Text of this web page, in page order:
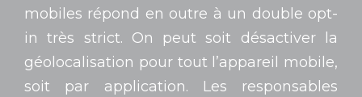
mobiles répond en outre à un double opt-
in très strict. On peut soit désactiver la
géolocalisation pour tout l’appareil mobile,
soit par application. Les responsables